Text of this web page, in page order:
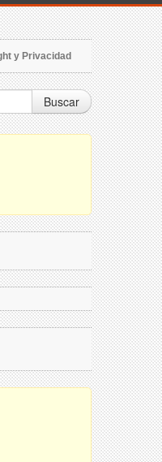
y Privacidad
Buscar